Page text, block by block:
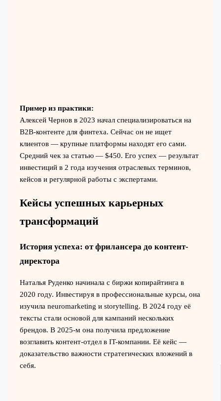
Пример из практики:
Алексей Чернов в 2023 начал специализироваться на
B2B-контенте для финтеха. Сейчас он не ищет
клиентов — крупные платформы находят его сами.
Средний чек за статью — $450. Его успех — результат
инвестиций в 2 года изучения отраслевых терминов,
кейсов и регулярной работы с экспертами.
Кейсы успешных карьерных
трансформаций
История успеха: от фрилансера до контент-
директора
Наталья Руденко начинала с биржи копирайтинга в
2020 году. Инвестируя в профессиональные курсы, она
изучила neuromarketing и storytelling. В 2024 году её
тексты стали основой для кампаний нескольких
брендов. В 2025-м она получила предложение
возглавить контент-отдел в IT-компании. Её кейс —
доказательство важности стратегических вложений в
себя.